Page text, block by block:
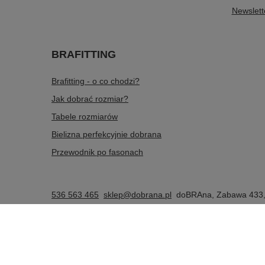
BRAFITTING
Brafitting - o co chodzi?
Jak dobrać rozmiar?
Tabele rozmiarów
Bielizna perfekcyjnie dobrana
Przewodnik po fasonach
536 563 465 sklep@dobrana.pl doBRAna Zabawa 433